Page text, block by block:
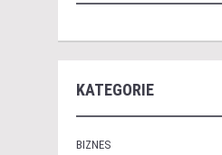
KATEGORIE
BIZNES